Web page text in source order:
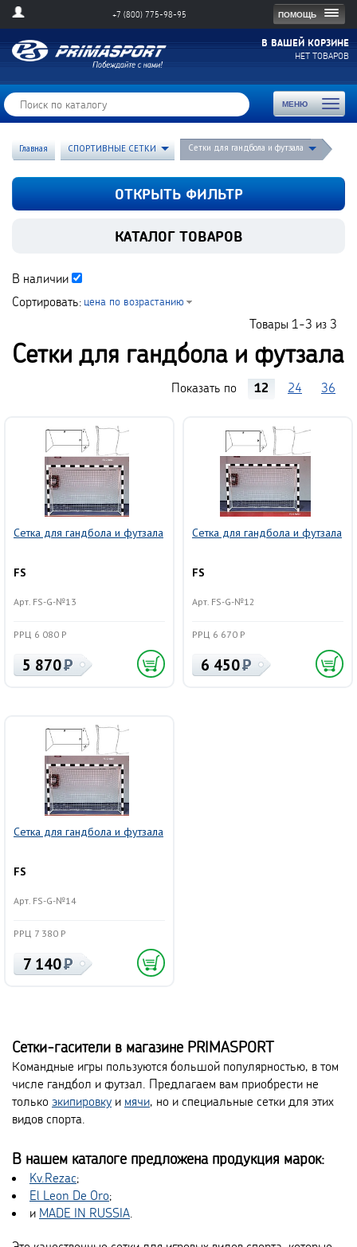
ПОМОЩЬ
+7 (800) 775-98-95
В ВАШЕЙ КОРЗИНЕ
НЕТ ТОВАРОВ
МЕНЮ
Toggle
Главная СПОРТИВНЫЕ СЕТКИ Сетки для гандбола и футзала
ОТКРЫТЬ ФИЛЬТР
КАТАЛОГ ТОВАРОВ
В наличии
Сортировать: цена по возрастанию
Товары 1-3 из 3
Сетки для гандбола и футзала
Показать по 12 24 36
Сетка для гандбола и футзала
FS
Арт. FS-G-№13
РРЦ 6 080 Р
5 870
Сетка для гандбола и футзала
FS
Арт. FS-G-№12
РРЦ 6 670 Р
6 450
Сетка для гандбола и футзала
FS
Арт. FS-G-№14
РРЦ 7 380 Р
7 140
Сетки-гасители в магазине PRIMASPORT
Командные игры пользуются большой популярностью, в том
числе гандбол и футзал. Предлагаем вам приобрести не
только экипировку и мячи, но и специальные сетки для этих
видов спорта.
В нашем каталоге предложена продукция марок:
Kv.Rezac;
El Leon De Oro;
и MADE IN RUSSIA.